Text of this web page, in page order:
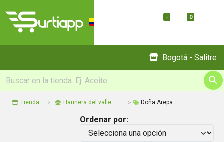
- 0
Bogotá - Salitre
Tienda Harinera del valle Doña Arepa
Ordenar por: